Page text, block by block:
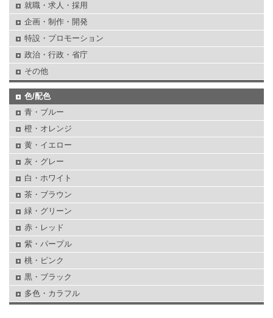
就職・求人・採用
企画・制作・開発
特設・プロモーション
政治・行政・省庁
その他
色/配色
青・ブルー
橙・オレンジ
黄・イエロー
灰・グレー
白・ホワイト
茶・ブラウン
緑・グリーン
赤・レッド
紫・パープル
桃・ピンク
黒・ブラック
多色・カラフル